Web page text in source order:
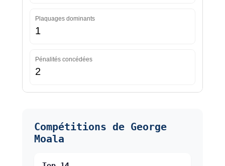
Plaquages dominants
1
Pénalités concédées
2
Compétitions de George
Moala